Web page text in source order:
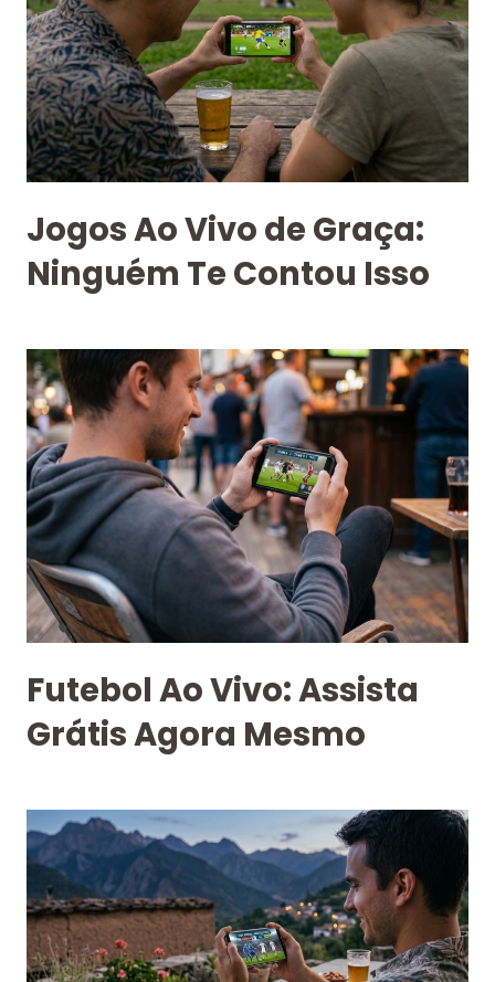
Jogos Ao Vivo de Graça:
Ninguém Te Contou Isso
Futebol Ao Vivo: Assista
Grátis Agora Mesmo